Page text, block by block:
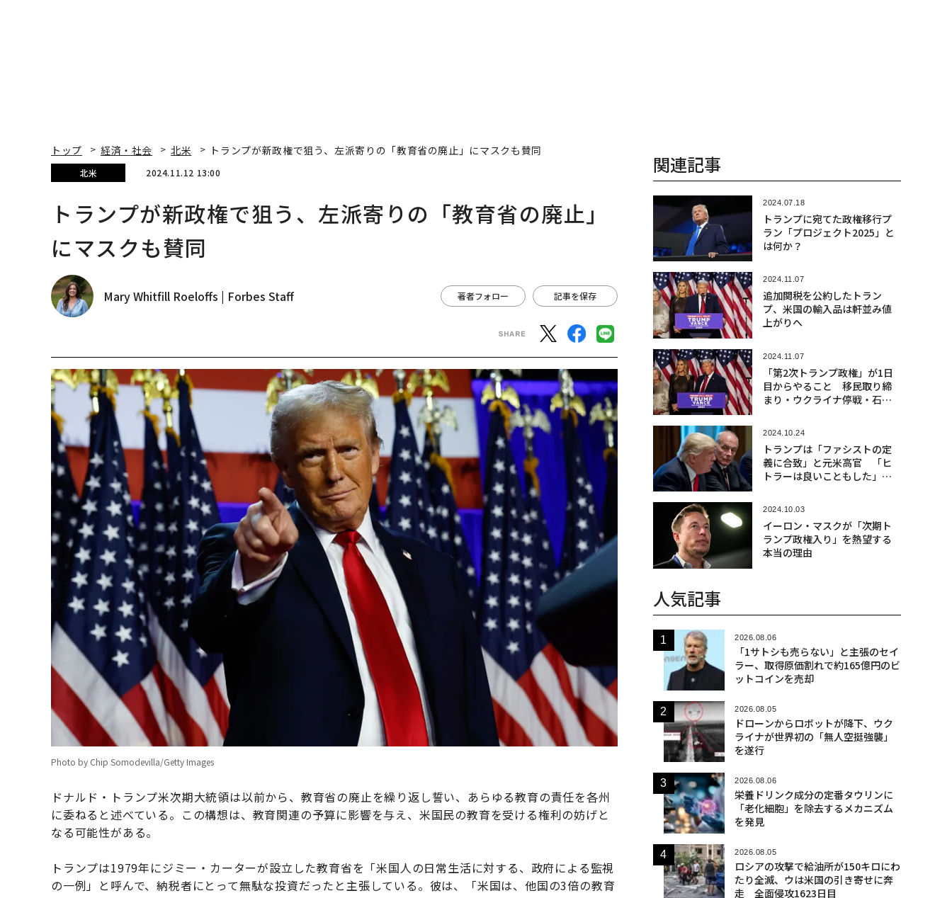
トップ 経済・社会 北米 トランプが新政権で狙う、左派寄りの「教育省の廃止」にマスクも賛同
北米 2024.11.12 13:00
トランプが新政権で狙う、左派寄りの「教育省の廃止」
にマスクも賛同
Mary Whitfill Roeloffs | Forbes Staff 著者フォロー 記事を保存
Photo by Chip Somodevilla/Getty Images
ドナルド・トランプ米次期大統領は以前から、教育省の廃止を繰り返し誓い、あらゆる教育の責任を各州
に委ねると述べている。この構想は、教育関連の予算に影響を与え、米国民の教育を受ける権利の妨げと
なる可能性がある。
トランプは1979年にジミー・カーターが設立した教育省を「米国人の日常生活に対する、政府による監視
の一例」と呼んで、納税者にとって無駄な投資だったと主張している。彼は、「米国は、他国の3倍の教育
関連記事
2024.07.18
トランプに宛てた政権移行プ
ラン「プロジェクト2025」と
は何か？
2024.11.07
追加関税を公約したトラン
プ、米国の輸入品は軒並み値
上がりへ
2024.11.07
「第2次トランプ政権」が1日
目からやること 移民取り締
まり・ウクライナ停戦・石油
2024.10.24
トランプは「ファシストの定
義に合致」と元米高官 「ヒ
トラーは良いこともした」発
2024.10.03
イーロン・マスクが「次期ト
ランプ政権入り」を熱望する
本当の理由
人気記事
2026.08.06
「1サトシも売らない」と主張のセイ
ラー、取得原価割れで約165億円のビ
ットコインを売却
2026.08.05
ドローンからロボットが降下、ウク
ライナが世界初の「無人空挺強襲」
を遂行
2026.08.06
栄養ドリンク成分の定番タウリンに
「老化細胞」を除去するメカニズム
を発見
2026.08.05
ロシアの攻撃で給油所が150キロにわ
たり全滅、ウは米国の引き寄せに奔
走 全面侵攻1623日目